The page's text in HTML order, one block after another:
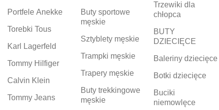
Portfele Anekke
Torebki Tous
Karl Lagerfeld
Tommy Hilfiger
Calvin Klein
Tommy Jeans
Buty sportowe
męskie
Sztyblety męskie
Trampki męskie
Trapery męskie
Buty trekkingowe
męskie
Trzewiki dla
chłopca
BUTY
DZIECIĘCE
Baleriny dziecięce
Botki dziecięce
Buciki
niemowlęce